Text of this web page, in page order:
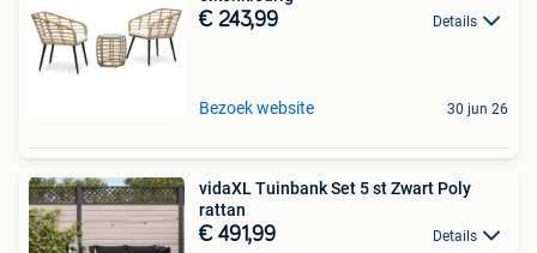
€ 243,99 Details
Bezoek website 30 jun 26
vidaXL Tuinbank Set 5 st Zwart Poly
rattan
€ 491,99 Details